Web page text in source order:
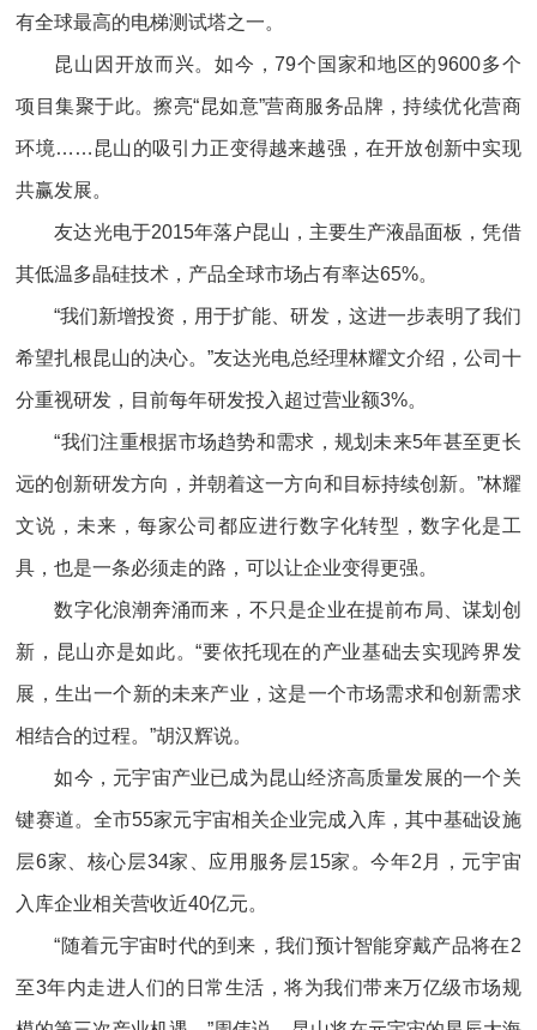
有全球最高的电梯测试塔之一。
昆山因开放而兴。如今，79个国家和地区的9600多个
项目集聚于此。擦亮“昆如意”营商服务品牌，持续优化营商
环境……昆山的吸引力正变得越来越强，在开放创新中实现
共赢发展。
友达光电于2015年落户昆山，主要生产液晶面板，凭借
其低温多晶硅技术，产品全球市场占有率达65%。
“我们新增投资，用于扩能、研发，这进一步表明了我们
希望扎根昆山的决心。”友达光电总经理林耀文介绍，公司十
分重视研发，目前每年研发投入超过营业额3%。
“我们注重根据市场趋势和需求，规划未来5年甚至更长
远的创新研发方向，并朝着这一方向和目标持续创新。”林耀
文说，未来，每家公司都应进行数字化转型，数字化是工
具，也是一条必须走的路，可以让企业变得更强。
数字化浪潮奔涌而来，不只是企业在提前布局、谋划创
新，昆山亦是如此。“要依托现在的产业基础去实现跨界发
展，生出一个新的未来产业，这是一个市场需求和创新需求
相结合的过程。”胡汉辉说。
如今，元宇宙产业已成为昆山经济高质量发展的一个关
键赛道。全市55家元宇宙相关企业完成入库，其中基础设施
层6家、核心层34家、应用服务层15家。今年2月，元宇宙
入库企业相关营收近40亿元。
“随着元宇宙时代的到来，我们预计智能穿戴产品将在2
至3年内走进人们的日常生活，将为我们带来万亿级市场规